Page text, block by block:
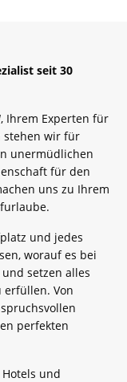
seit 30
, Ihrem Experten für
stehen wir für
unermüdlichen
für den
uns zu Ihrem
und jedes
worauf es bei
setzen alles
erfüllen. Von
perfekten
und